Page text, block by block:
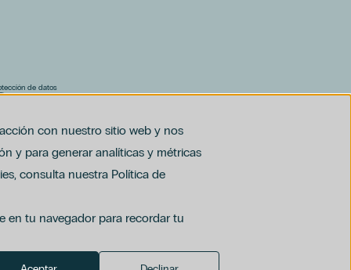
con nuestro sitio web y nos
y para generar analíticas y métricas
consulta nuestra Política de
en tu navegador para recordar tu
de datos